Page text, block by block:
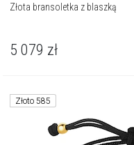
Złota bransoletka z blaszką
5 079 zł
Złoto 585